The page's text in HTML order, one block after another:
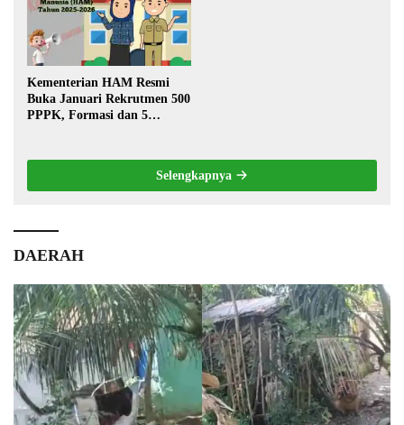
Kementerian HAM Resmi
Buka Januari Rekrutmen 500
PPPK, Formasi dan 5
Selengkapnya
DAERAH